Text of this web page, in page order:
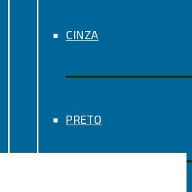
CINZA
PRETO
PARA ALTA TEMPERATURA VERMELHO